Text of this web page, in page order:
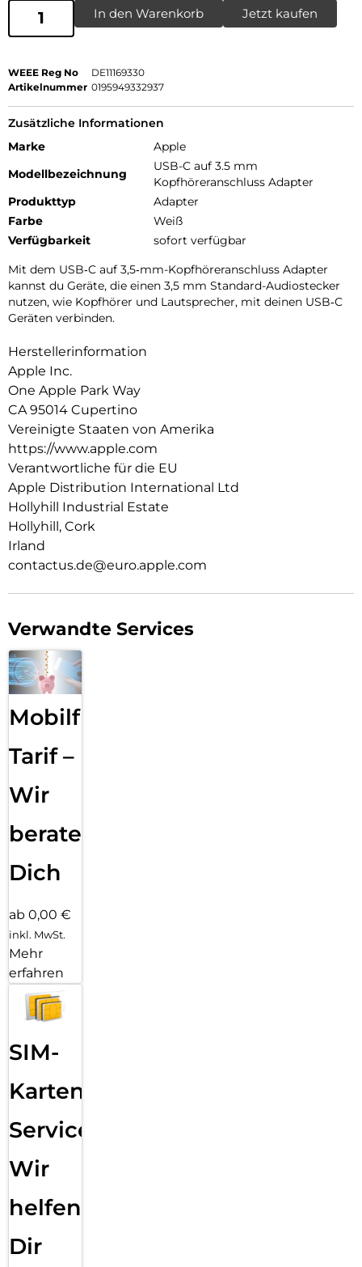
In den Warenkorb Jetzt kaufen
WEEE Reg No
DE11169330
Artikelnummer 0195949332937
Zusätzliche Informationen
Marke
Apple
Modellbezeichnung
USB-C auf 3.5 mm
Kopfhöreranschluss Adapter
Produkttyp
Adapter
Farbe
Weiß
Verfügbarkeit
sofort verfügbar
Mit dem USB‑C auf 3,5‑mm-Kopfhöreranschluss Adapter
kannst du Geräte, die einen 3,5 mm Standard-Audiostecker
nutzen, wie Kopfhörer und Lautsprecher, mit deinen USB‑C
Geräten verbinden.
Herstellerinformation
Apple Inc.
One Apple Park Way
CA 95014 Cupertino
Vereinigte Staaten von Amerika
https://www.apple.com
Verantwortliche für die EU
Apple Distribution International Ltd
Hollyhill Industrial Estate
Hollyhill, Cork
Irland
contactus.de@euro.apple.com
Verwandte Services
Mobilfunk
Tarif –
Wir
beraten
Dich
ab 0,00 €
inkl. MwSt.
Mehr
erfahren
SIM-
Karten
Service:
Wir
helfen
Dir